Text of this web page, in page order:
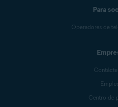
Para
Operadores de
Centro de